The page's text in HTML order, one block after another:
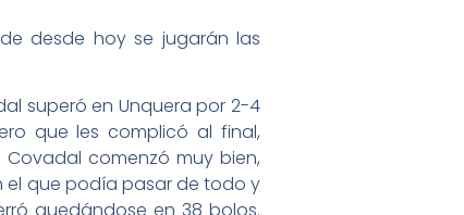
desde hoy se jugarán las
superó en Unquera por 2-4
que les complicó al final,
comenzó muy bien,
el que podía pasar de todo y